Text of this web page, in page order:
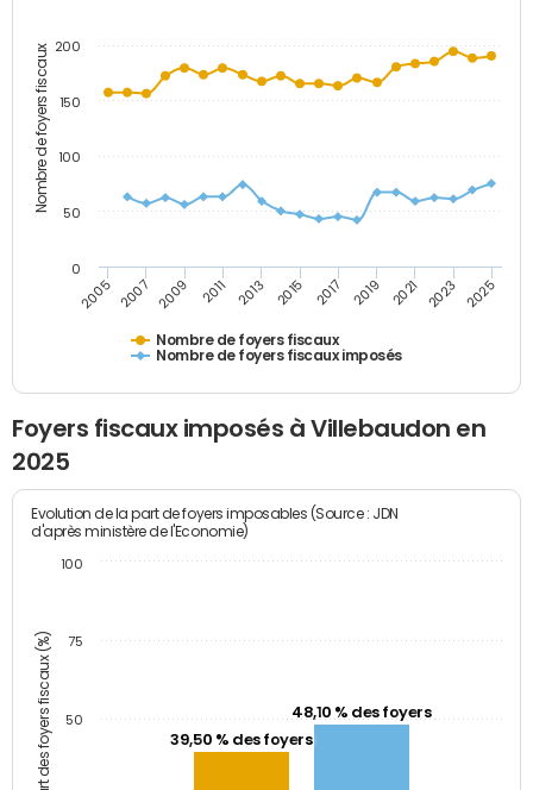
Nombre de foyers fiscaux
Nombre de foyers fiscaux
Nombre de foyers fiscaux imposés
2005 2007 2009 2011 2013 2015 2017 2019 2021 2023 2025
0
50
100
150
200
Foyers fiscaux imposés à Villebaudon en
2025
Part des foyers fiscaux (%)
Evolution de la part de foyers imposables (Source : JDN
d'après ministère de l'Economie)
39,50 % des foyers
48,10 % des foyers
50
75
100